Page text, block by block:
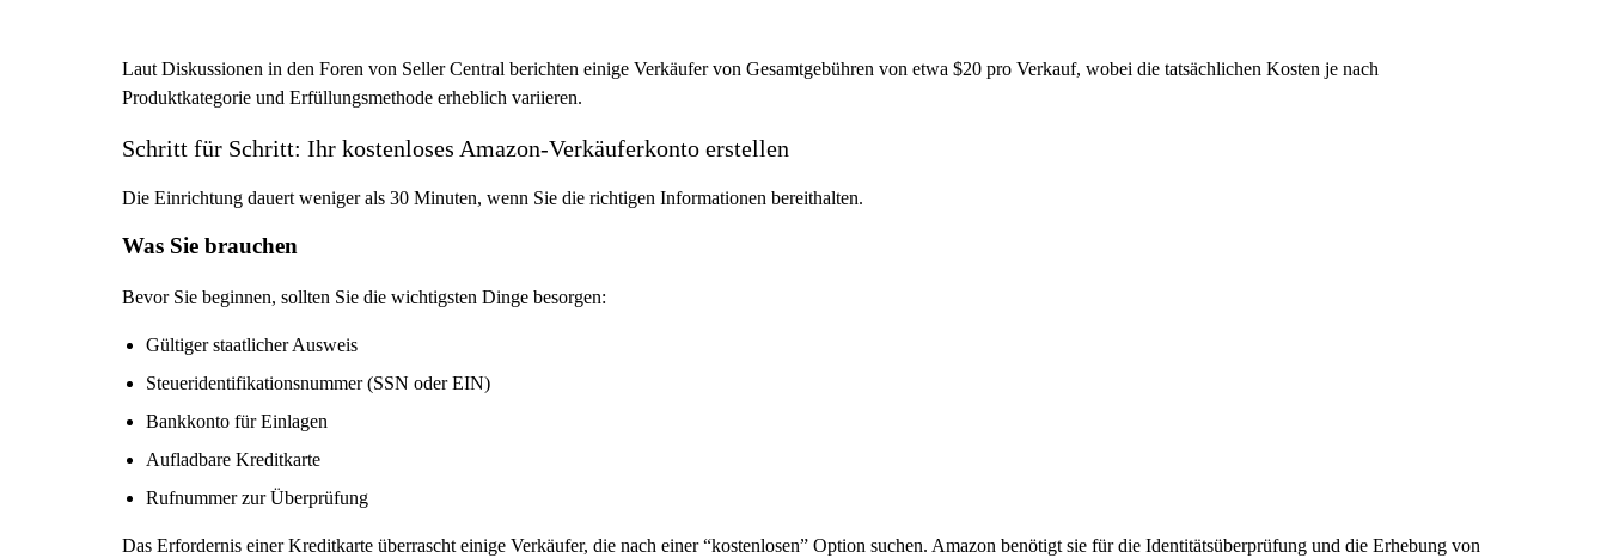
Laut Diskussionen in den Foren von Seller Central berichten einige Verkäufer von Gesamtgebühren von etwa $20 pro Verkauf, wobei die tatsächlichen Kosten je nach
Produktkategorie und Erfüllungsmethode erheblich variieren.
Schritt für Schritt: Ihr kostenloses Amazon-Verkäuferkonto erstellen
Die Einrichtung dauert weniger als 30 Minuten, wenn Sie die richtigen Informationen bereithalten.
Was Sie brauchen
Bevor Sie beginnen, sollten Sie die wichtigsten Dinge besorgen:
Gültiger staatlicher Ausweis
Steueridentifikationsnummer (SSN oder EIN)
Bankkonto für Einlagen
Aufladbare Kreditkarte
Rufnummer zur Überprüfung
Das Erfordernis einer Kreditkarte überrascht einige Verkäufer, die nach einer “kostenlosen” Option suchen. Amazon benötigt sie für die Identitätsüberprüfung und die Erhebung von